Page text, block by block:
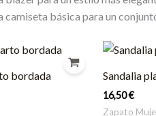
camiseta básica para un
bordada Sandalia
16,50€
Zapato